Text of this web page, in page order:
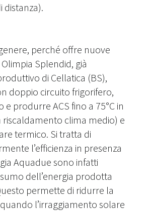
distanza).
perché offre nuove
Splendid, già
di Cellatica (BS),
doppio circuito frigorifero,
produrre ACS fino a 75°C in
riscaldamento clima medio) e
termico. Si tratta di
l’efficienza in presenza
Aquadue sono infatti
dell’energia prodotta
permette di ridurre la
l’irraggiamento solare